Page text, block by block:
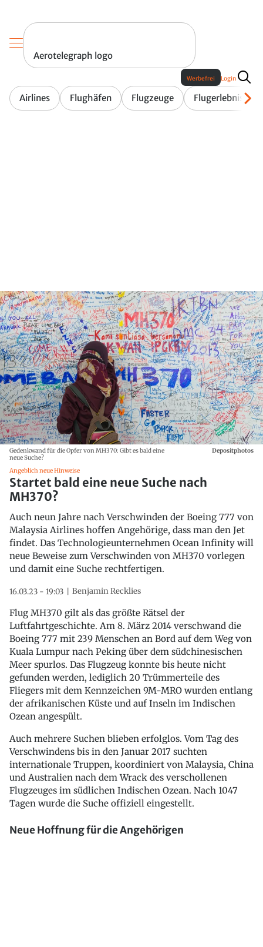
Aerotelegraph logo
Airlines Flughäfen Flugzeuge Flugerlebnis
Werbefrei Login
Gedenkwand für die Opfer von MH370: Gibt es bald eine
neue Suche?
Depositphotos
Angeblich neue Hinweise
Startet bald eine neue Suche nach
MH370?
Auch neun Jahre nach Verschwinden der Boeing 777 von
Malaysia Airlines hoffen Angehörige, dass man den Jet
findet. Das Technologieunternehmen Ocean Infinity will
neue Beweise zum Verschwinden von MH370 vorlegen
und damit eine Suche rechtfertigen.
16.03.23 - 19:03 Benjamin Recklies
Flug MH370 gilt als das größte Rätsel der
Luftfahrtgeschichte. Am 8. März 2014 verschwand die
Boeing 777 mit 239 Menschen an Bord auf dem Weg von
Kuala Lumpur nach Peking über dem südchinesischen
Meer spurlos. Das Flugzeug konnte bis heute nicht
gefunden werden, lediglich 20 Trümmerteile des
Fliegers mit dem Kennzeichen 9M-MRO wurden entlang
der afrikanischen Küste und auf Inseln im Indischen
Ozean angespült.
Auch mehrere Suchen blieben erfolglos. Vom Tag des
Verschwindens bis in den Januar 2017 suchten
internationale Truppen, koordiniert von Malaysia, China
und Australien nach dem Wrack des verschollenen
Flugzeuges im südlichen Indischen Ozean. Nach 1047
Tagen wurde die Suche offiziell eingestellt.
Neue Hoffnung für die Angehörigen